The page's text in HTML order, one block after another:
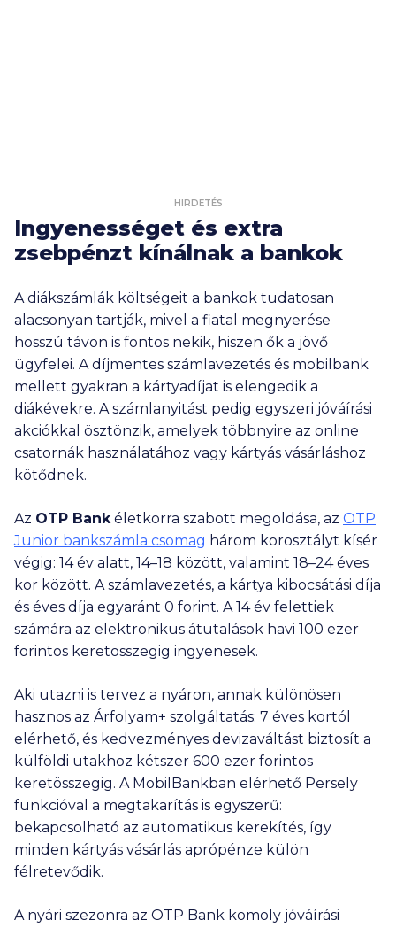
HIRDETÉS
Ingyenességet és extra
zsebpénzt kínálnak a bankok
A diákszámlák költségeit a bankok tudatosan
alacsonyan tartják, mivel a fiatal megnyerése
hosszú távon is fontos nekik, hiszen ők a jövő
ügyfelei. A díjmentes számlavezetés és mobilbank
mellett gyakran a kártyadíjat is elengedik a
diákévekre. A számlanyitást pedig egyszeri jóváírási
akciókkal ösztönzik, amelyek többnyire az online
csatornák használatához vagy kártyás vásárláshoz
kötődnek.
Az OTP Bankéletkorra szabott megoldása, az OTP
Junior bankszámla csomag három korosztályt kísér
végig: 14 év alatt, 14–18 között, valamint 18–24 éves
kor között. A számlavezetés, a kártya kibocsátási díja
és éves díja egyaránt 0 forint. A 14 év felettiek
számára az elektronikus átutalások havi 100 ezer
forintos keretösszegig ingyenesek.
Aki utazni is tervez a nyáron, annak különösen
hasznos az Árfolyam+ szolgáltatás: 7 éves kortól
elérhető, és kedvezményes devizaváltást biztosít a
külföldi utakhoz kétszer 600 ezer forintos
keretösszegig. A MobilBankban elérhető Persely
funkcióval a megtakarítás is egyszerű:
bekapcsolható az automatikus kerekítés, így
minden kártyás vásárlás aprópénze külön
félretevődik.
A nyári szezonra az OTP Bank komoly jóváírási